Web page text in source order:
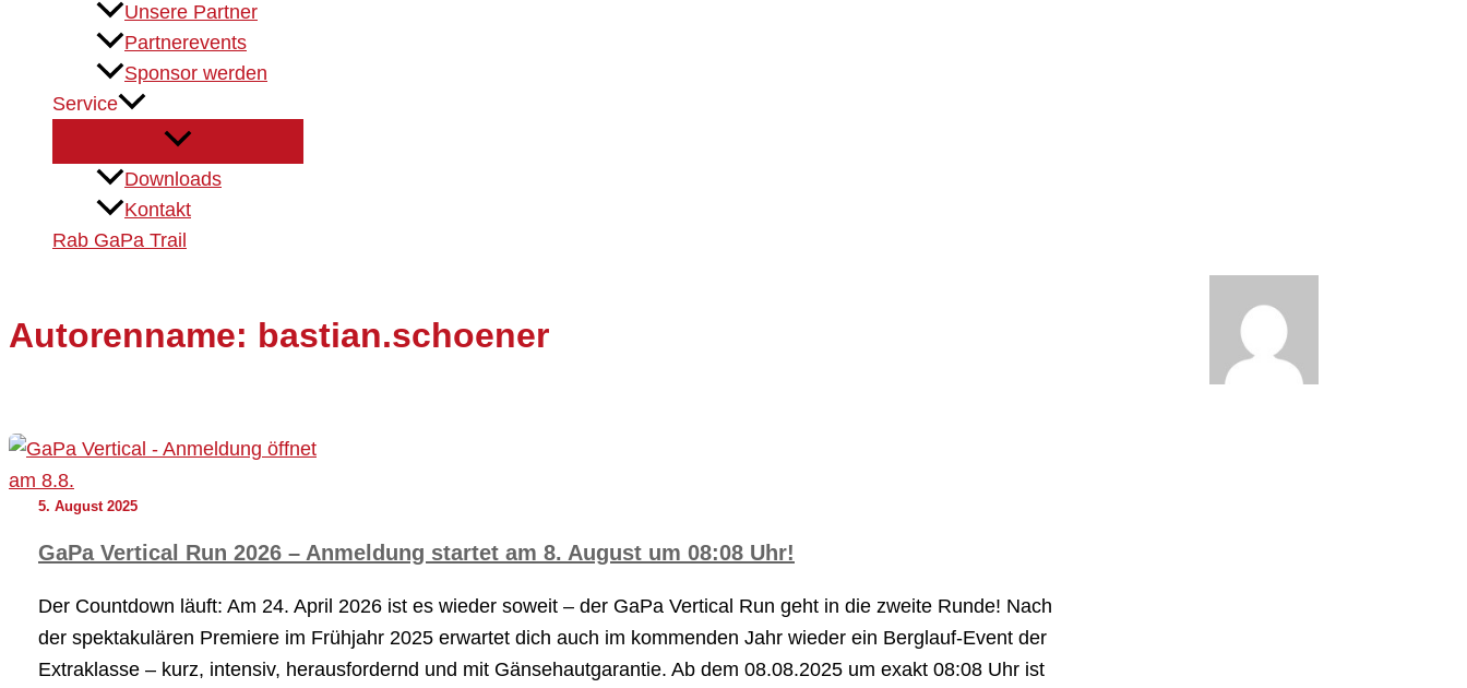
Unsere Partner
Partnerevents
Sponsor werden
Service
Downloads
Kontakt
Rab GaPa Trail
Autorenname: bastian.schoener
5. August 2025
GaPa Vertical Run 2026 – Anmeldung startet am 8. August um 08:08 Uhr!
Der Countdown läuft: Am 24. April 2026 ist es wieder soweit – der GaPa Vertical Run geht in die zweite Runde! Nach
der spektakulären Premiere im Frühjahr 2025 erwartet dich auch im kommenden Jahr wieder ein Berglauf-Event der
Extraklasse – kurz, intensiv, herausfordernd und mit Gänsehautgarantie. Ab dem 08.08.2025 um exakt 08:08 Uhr ist